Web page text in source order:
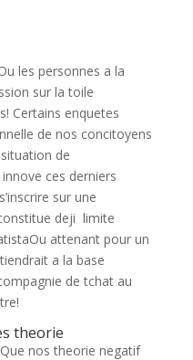
les personnes a la
sur la toile
Certains enquetes
de nos concitoyens
de
ces derniers
sur une
deji limite
attenant pour un
a la base
de tchat au
theorie
nos theorie negatif